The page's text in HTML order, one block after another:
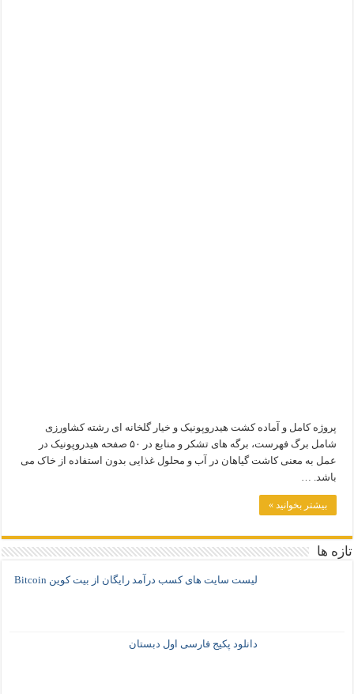
پروژه کامل و آماده کشت هیدروپونیک و خیار گلخانه ای رشته کشاورزی
شامل برگ فهرست، برگه های تشکر و منابع در ۵۰ صفحه هیدروپونیک در
عمل به معنی کاشت گیاهان در آب و محلول غذایی بدون استفاده از خاک می
باشد. …
بیشتر بخوانید »
تازه ها
لیست سایت های کسب درآمد رایگان از بیت کوین Bitcoin
دانلود پکیج فارسی اول دبستان